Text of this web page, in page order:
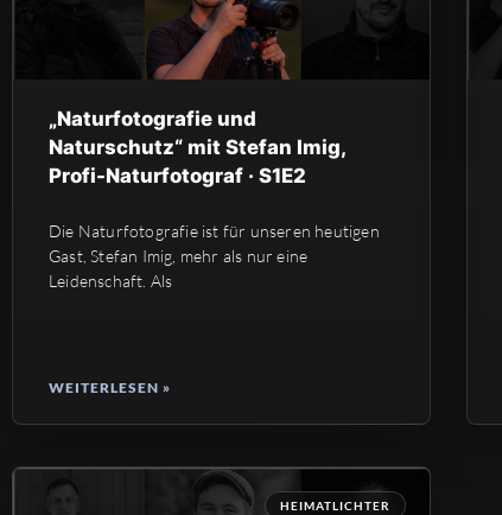
„Naturfotografie und
Naturschutz“ mit Stefan Imig,
Profi-Naturfotograf · S1E2
Die Naturfotografie ist für unseren heutigen
Gast, Stefan Imig, mehr als nur eine
Leidenschaft. Als
WEITERLESEN »
HEIMATLICHTER